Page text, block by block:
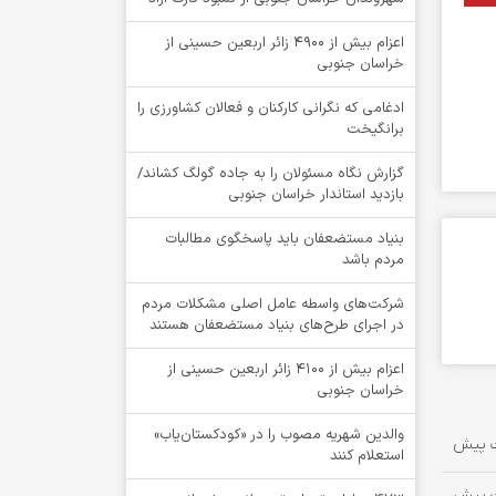
اعزام بیش از 4900 زائر اربعین حسینی از
خراسان جنوبی
ادغامی که نگرانی کارکنان و فعالان کشاورزی را
برانگیخت
گزارش نگاه مسئولان را به جاده گولگ کشاند/
بازدید استاندار خراسان جنوبی
بنیاد مستضعفان باید پاسخگوی مطالبات
مردم باشد
شرکت‌های واسطه عامل اصلی مشکلات مردم
در اجرای طرح‌های بنیاد مستضعفان هستند
اعزام بیش از 4100 زائر اربعین حسینی از
خراسان جنوبی
والدین شهریه مصوب را در «کودکستان‌یاب»
استعلام کنند